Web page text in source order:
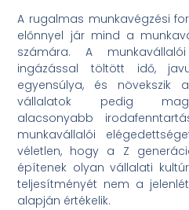
A rugalmas munkavégzési
előnnyel jár mind a
számára. A
ingázással töltött idő,
egyensúlya, és növekszik
vállalatok pedig
alacsonyabb
munkavállalói
véletlen, hogy a Z
építenek olyan vállalati
teljesítményét nem a
alapján értékelik.